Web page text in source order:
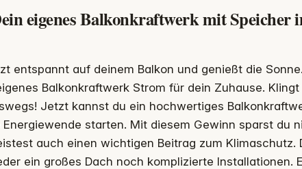
eigenes Balkonkraftwerk mit Speicher
entspannt auf deinem Balkon und genießt die
Balkonkraftwerk Strom für dein Zuhause.
Jetzt kannst du ein hochwertiges
starten. Mit diesem Gewinn sparst du
auch einen wichtigen Beitrag zum Klimaschutz.
ein großes Dach noch komplizierte Installationen.